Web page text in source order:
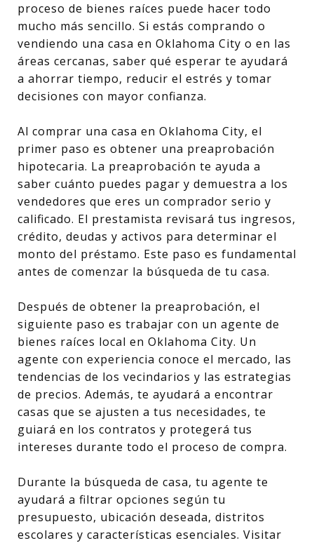
proceso de bienes raíces puede hacer todo
mucho más sencillo. Si estás comprando o
vendiendo una casa en Oklahoma City o en las
áreas cercanas, saber qué esperar te ayudará
a ahorrar tiempo, reducir el estrés y tomar
decisiones con mayor confianza.
Al comprar una casa en Oklahoma City, el
primer paso es obtener una preaprobación
hipotecaria. La preaprobación te ayuda a
saber cuánto puedes pagar y demuestra a los
vendedores que eres un comprador serio y
calificado. El prestamista revisará tus ingresos,
crédito, deudas y activos para determinar el
monto del préstamo. Este paso es fundamental
antes de comenzar la búsqueda de tu casa.
Después de obtener la preaprobación, el
siguiente paso es trabajar con un agente de
bienes raíces local en Oklahoma City. Un
agente con experiencia conoce el mercado, las
tendencias de los vecindarios y las estrategias
de precios. Además, te ayudará a encontrar
casas que se ajusten a tus necesidades, te
guiará en los contratos y protegerá tus
intereses durante todo el proceso de compra.
Durante la búsqueda de casa, tu agente te
ayudará a filtrar opciones según tu
presupuesto, ubicación deseada, distritos
escolares y características esenciales. Visitar